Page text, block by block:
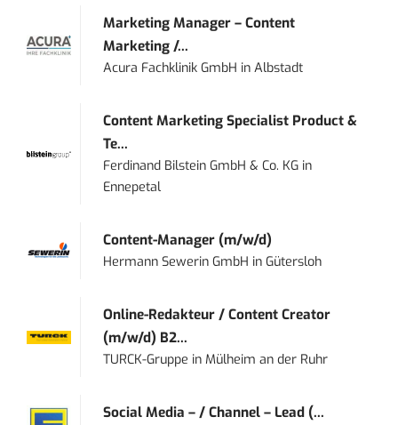
Marketing Manager – Content
Marketing /...
Acura Fachklinik GmbH inAlbstadt
Content Marketing Specialist Product &
Te...
Ferdinand Bilstein GmbH & Co. KG in
Ennepetal
Content-Manager (m/w/d)
Hermann Sewerin GmbH inGütersloh
Online-Redakteur / Content Creator
(m/w/d) B2...
TURCK-Gruppe inMülheim an der Ruhr
Social Media – / Channel – Lead (...